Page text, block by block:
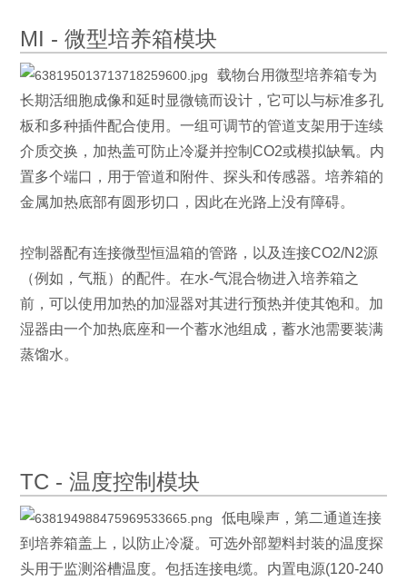
MI - 微型培养箱模块
载物台用微型培养箱专为
长期活细胞成像和延时显微镜而设计，它可以与标准多孔
板和多种插件配合使用。一组可调节的管道支架用于连续
介质交换，加热盖可防止冷凝并控制CO2或模拟缺氧。内
置多个端口，用于管道和附件、探头和传感器。培养箱的
金属加热底部有圆形切口，因此在光路上没有障碍。
控制器配有连接微型恒温箱的管路，以及连接CO2/N2源
（例如，气瓶）的配件。在水-气混合物进入培养箱之
前，可以使用加热的加湿器对其进行预热并使其饱和。加
湿器由一个加热底座和一个蓄水池组成，蓄水池需要装满
蒸馏水。
TC - 温度控制模块
低电噪声，第二通道连接
到培养箱盖上，以防止冷凝。可选外部塑料封装的温度探
头用于监测浴槽温度。包括连接电缆。内置电源(120-240